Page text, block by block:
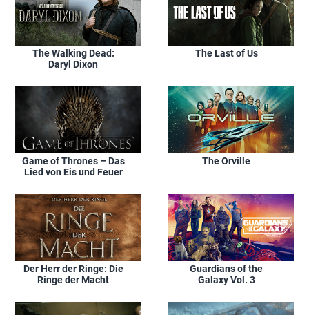
The Walking Dead:
Daryl Dixon
The Last of Us
Game of Thrones – Das
Lied von Eis und Feuer
The Orville
Der Herr der Ringe: Die
Ringe der Macht
Guardians of the
Galaxy Vol. 3